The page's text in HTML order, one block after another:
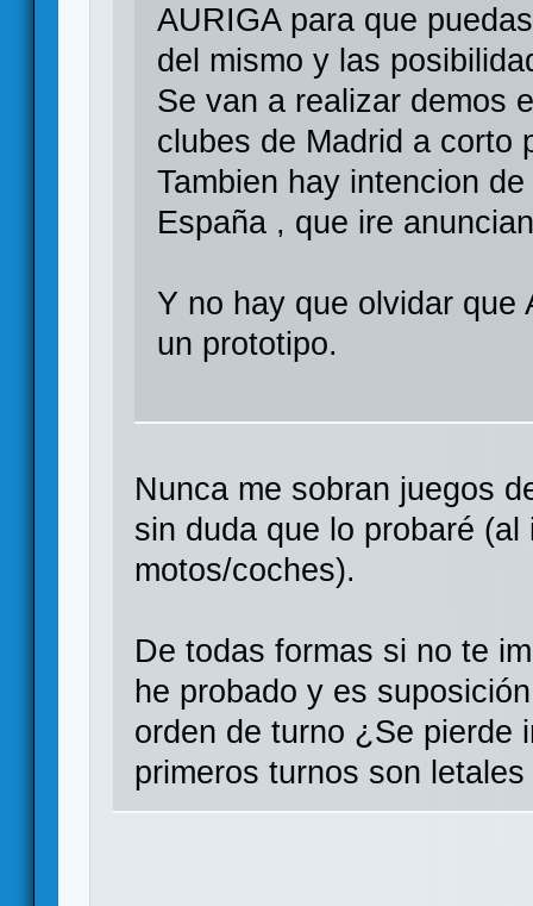
AURIGA para que
del mismo y las
Se van a realizar demos
clubes de Madrid a corto
Tambien hay intencion
España , que ire
Y no hay que olvidar que
un prototipo.
Nunca me sobran juegos
sin duda que lo probaré
motos/coches).
De todas formas si no te
he probado y es
orden de turno ¿Se pierde
primeros turnos son